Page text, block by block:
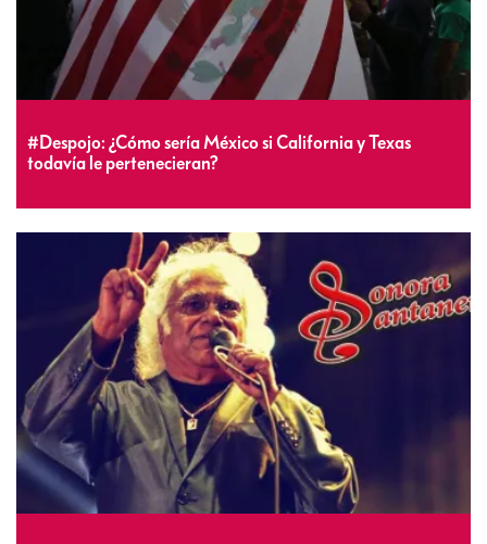
#Despojo: ¿Cómo sería México si California y Texas
todavía le pertenecieran?